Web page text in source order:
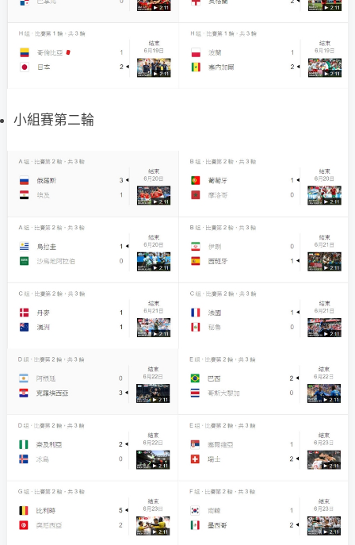
小組賽第二輪